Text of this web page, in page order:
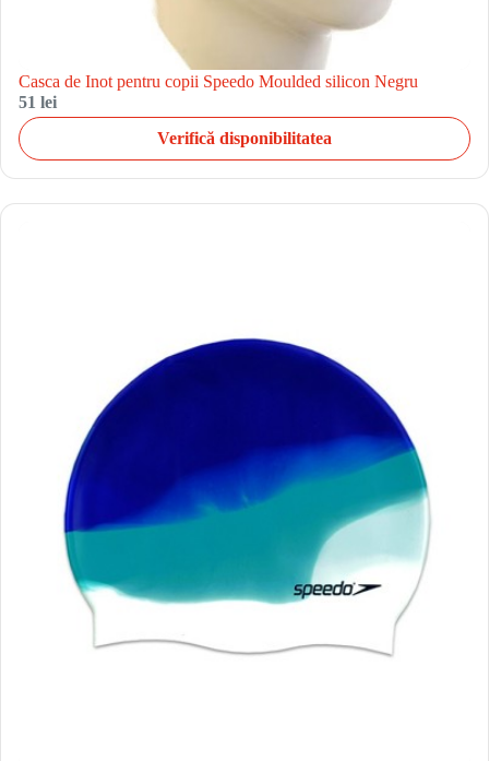
Casca de Inot pentru copii Speedo Moulded silicon Negru
51 lei
Verifică disponibilitatea